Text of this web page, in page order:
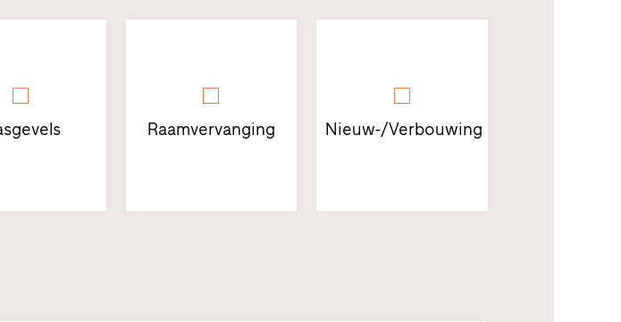
Raamvervanging Nieuw-/Verbouwing